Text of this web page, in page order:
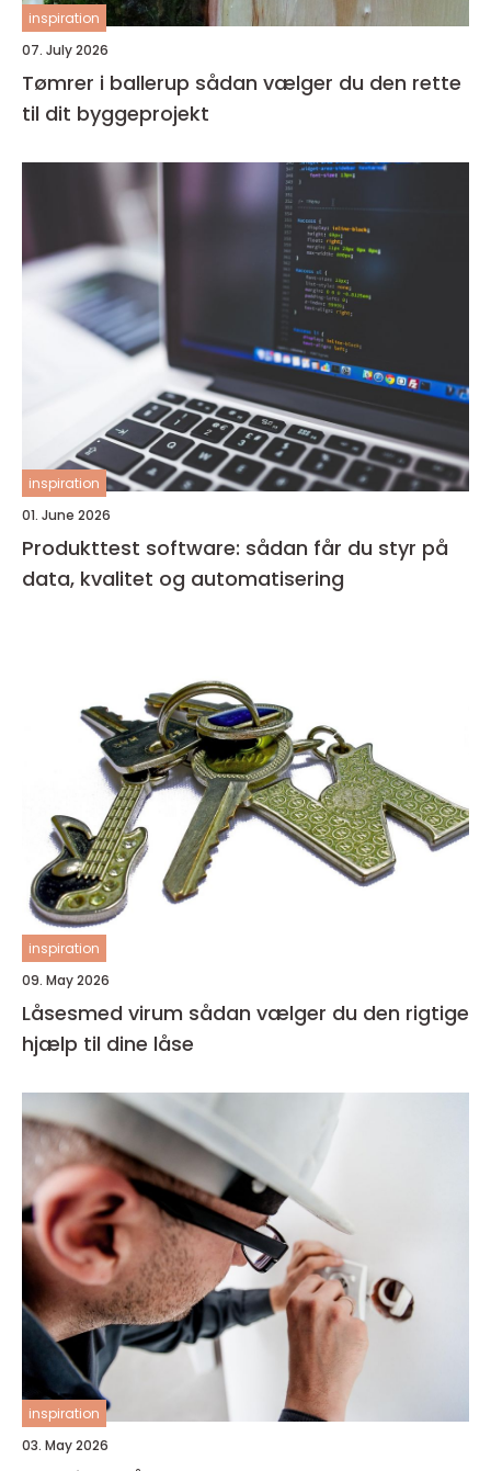
inspiration
07. July 2026
Tømrer i ballerup sådan vælger du den rette
til dit byggeprojekt
inspiration
01. June 2026
Produkttest software: sådan får du styr på
data, kvalitet og automatisering
inspiration
09. May 2026
Låsesmed virum sådan vælger du den rigtige
hjælp til dine låse
inspiration
03. May 2026